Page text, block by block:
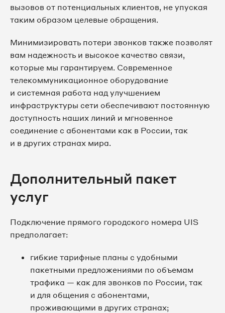
8 495 067-45-92
8 495 067-46-83
8 495 067-47-36
8 495 067-77-13
8 495 067-78-47
8 495 067-78-93
вызовов от потенциальных клиентов, не упуская
таким образом целевые обращения.
Минимизировать потери звонков также позволят
вам надежность и высокое качество связи,
которые мы гарантируем. Современное
телекоммуникационное оборудование
и системная работа над улучшением
инфраструктуры сети обеспечивают постоянную
доступность наших линий и мгновенное
соединение с абонентами как в России, так
и в других странах мира.
Дополнительный пакет
услуг
Подключение прямого городского номера UIS
предполагает:
гибкие тарифные планы с удобными
пакетными предложениями по объемам
трафика — как для звонков по России, так
и для общения с абонентами,
проживающими в других странах;